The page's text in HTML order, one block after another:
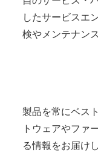
したサービスエ
検やメンテナン
製品を常にベス
トウェアやファ
る情報をお届け